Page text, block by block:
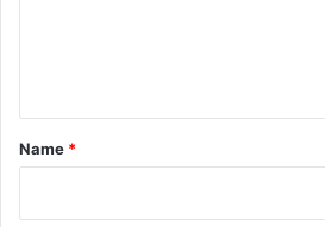
*
Name *